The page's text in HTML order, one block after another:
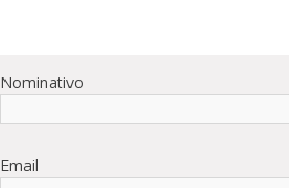
Nominativo
Email